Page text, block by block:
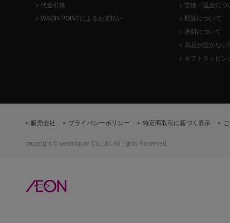
代金引換
WAON POINTによるお支払い
交換・返金につ
配送について
送料について
商品が届かない
ギフトラッピン
販売会社 プライバシーポリシー 特定商取引に基づく表示
copyright © aeonliquor Co.,Ltd. All rights Reserved.